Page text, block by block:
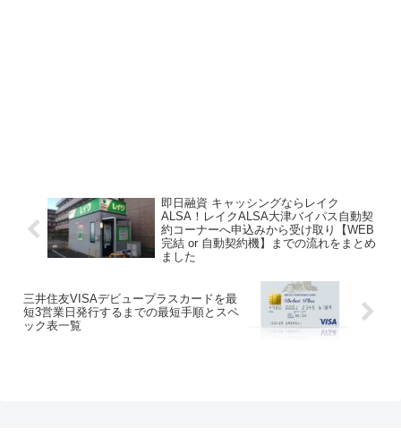
即日融資 キャッシングならレイク
ALSA！レイクALSA大津バイパス自動契
約コーナーへ申込みから受け取り【WEB
完結 or 自動契約機】までの流れをまとめ
ました
三井住友VISAデビュープラスカードを最
短3営業日発行するまでの最短手順とスペ
ック表一覧